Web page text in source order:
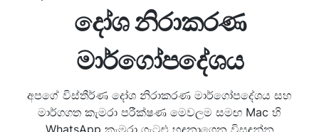
දෝශ නිරාකරණ
මාර්ගෝපදේශය
අපගේ විස්තීර්ණ දෝශ නිරාකරණ මාර්ගෝපදේශය සහ
මාර්ගගත කැමරා පරීක්ෂණ මෙවලම සමඟ Mac හි
WhatsApp කැමරා ගැටළු හඳුනාගෙන විසඳන්න